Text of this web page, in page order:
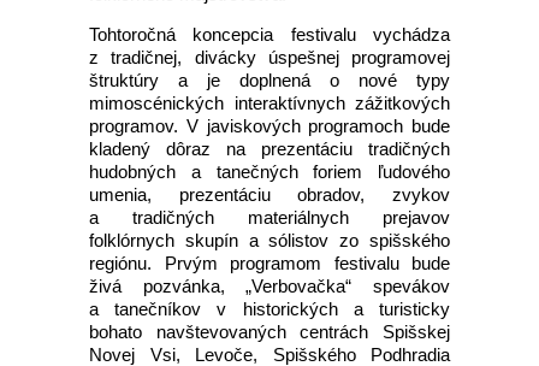
Tohtoročná koncepcia festivalu vychádza
z tradičnej, divácky úspešnej programovej
štruktúry a je doplnená o nové typy
mimoscénických interaktívnych zážitkových
programov. V javiskových programoch bude
kladený dôraz na prezentáciu tradičných
hudobných a tanečných foriem ľudového
umenia, prezentáciu obradov, zvykov
a tradičných materiálnych prejavov
folklórnych skupín a sólistov zo spišského
regiónu. Prvým programom festivalu bude
živá pozvánka, „Verbovačka“ spevákov
a tanečníkov v historických a turisticky
bohato navštevovaných centrách Spišskej
Novej Vsi, Levoče, Spišského Podhradia